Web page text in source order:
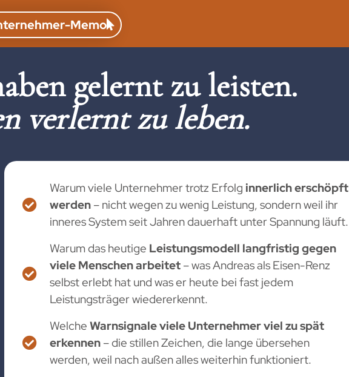
Memo
gelernt zu leisten.
verlernt zu leben.
Warum viele Unternehmer trotz Erfolg innerlich erschöpft
werden– nicht wegen zu wenig Leistung, sondern weil ihr
inneres System seit Jahren dauerhaft unter Spannung läuft.
Warum das heutige Leistungsmodell langfristig gegen
viele Menschen arbeitet– was Andreas als Eisen-Renz
selbst erlebt hat und was er heute bei fast jedem
Leistungsträger wiedererkennt.
WelcheWarnsignale viele Unternehmer viel zu spät
erkennen– die stillen Zeichen, die lange übersehen
werden, weil nach außen alles weiterhin funktioniert.